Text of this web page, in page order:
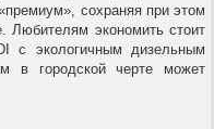
сохраняя при этом
Любителям экономить стоит
с экологичным дизельным
в городской черте может